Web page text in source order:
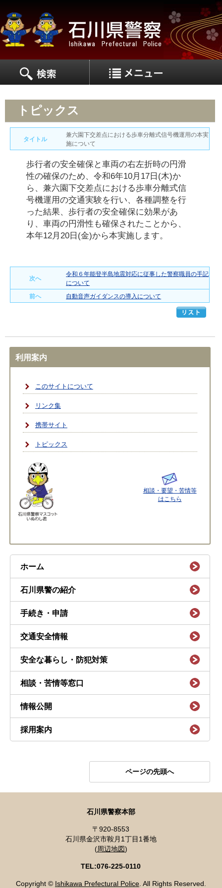
トピックス
タイトル
兼六園下交差点における歩車分離式信号機運用の本実
施について
歩行者の安全確保と車両の右左折時の円滑
性の確保のため、令和6年10月17日(木)か
ら、兼六園下交差点における歩車分離式信
号機運用の交通実験を行い、各種調整を行
った結果、歩行者の安全確保に効果があ
り、車両の円滑性も確保されたことから、
本年12月20日(金)から本実施します。
次へ
令和６年能登半島地震対応に従事した警察職員の手記
について
前へ
自動音声ガイダンスの導入について
利用案内
このサイトについて
リンク集
携帯サイト
トピックス
相談・要望・苦情等
はこちら
ホーム
石川県警の紹介
手続き・申請
交通安全情報
安全な暮らし・防犯対策
相談・苦情等窓口
情報公開
採用案内
ページの先頭へ
石川県警察本部
〒920-8553
石川県金沢市鞍月1丁目1番地
(周辺地図)
TEL:076-225-0110
Copyright © Ishikawa Prefectural Police. All Rights Reserved.